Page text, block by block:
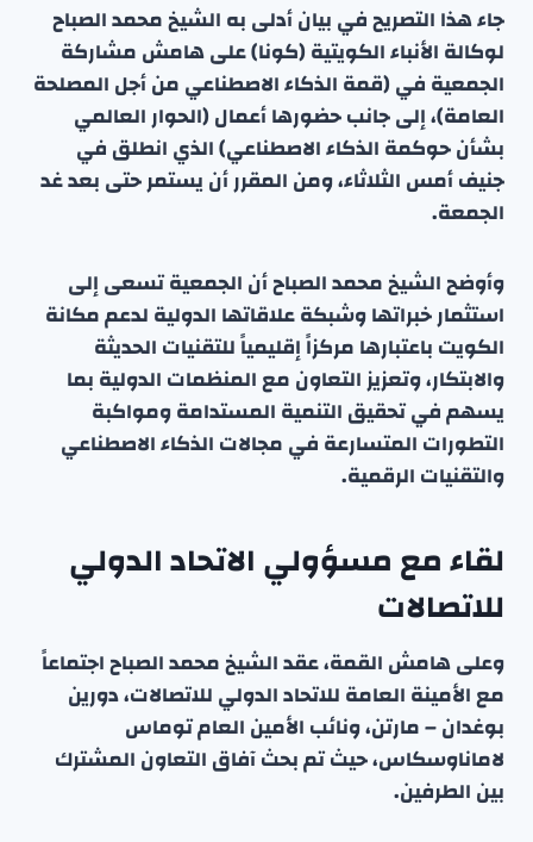
جاء هذا التصريح في بيان أدلى به الشيخ محمد الصباح
لوكالة الأنباء الكويتية (كونا) على هامش مشاركة
الجمعية في (قمة الذكاء الاصطناعي من أجل المصلحة
العامة)، إلى جانب حضورها أعمال (الحوار العالمي
بشأن حوكمة الذكاء الاصطناعي) الذي انطلق في
جنيف أمس الثلاثاء، ومن المقرر أن يستمر حتى بعد غد
الجمعة.
وأوضح الشيخ محمد الصباح أن الجمعية تسعى إلى
استثمار خبراتها وشبكة علاقاتها الدولية لدعم مكانة
الكويت باعتبارها مركزاً إقليمياً للتقنيات الحديثة
والابتكار، وتعزيز التعاون مع المنظمات الدولية بما
يسهم في تحقيق التنمية المستدامة ومواكبة
التطورات المتسارعة في مجالات الذكاء الاصطناعي
والتقنيات الرقمية.
لقاء مع مسؤولي الاتحاد الدولي
للاتصالات
وعلى هامش القمة، عقد الشيخ محمد الصباح اجتماعاً
مع الأمينة العامة للاتحاد الدولي للاتصالات، دورين
بوغدان – مارتن، ونائب الأمين العام توماس
لاماناوسكاس، حيث تم بحث آفاق التعاون المشترك
بين الطرفين.